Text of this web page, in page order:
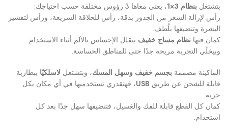
بتشتغلبنظام 3×1
، يعني معاها 3 رؤوس مختلفة حسب احتياجك:
رأس لإزالة الشعر من الجذور بدقة، رأس للحلاقة السريعة، ورأس لتقشير
البشرة وتنضيفها بلُطف.
كمان فيهانظام مساج خفيف بيقلل الإحساس بالألم أثناء الاستخدام
وبيخلّي التجربة مريحة جدًا حتى للمناطق الحساسة.
الماكينة مصممةبجسم خفيف وسهل المسك، وبتشتغل لاسلكيًا ببطارية
قابلة للشحن عن طريق USB، فهتقدري تستخدميها في أي مكان بكل
حرية.
كمان كل القطع قابلة للفك والغسيل، فتنضيفها سهل جدًا بعد كل
استخدام.